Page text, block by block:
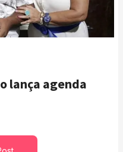
lança agenda